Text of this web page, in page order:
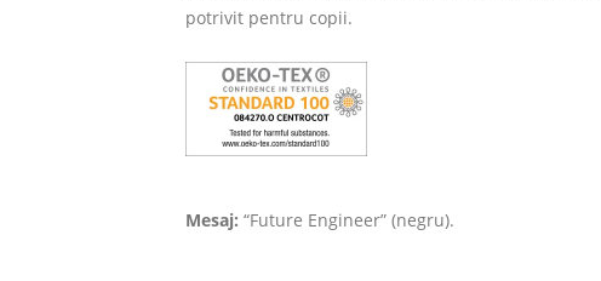
potrivit pentru copii.
Mesaj: “Future Engineer” (negru).